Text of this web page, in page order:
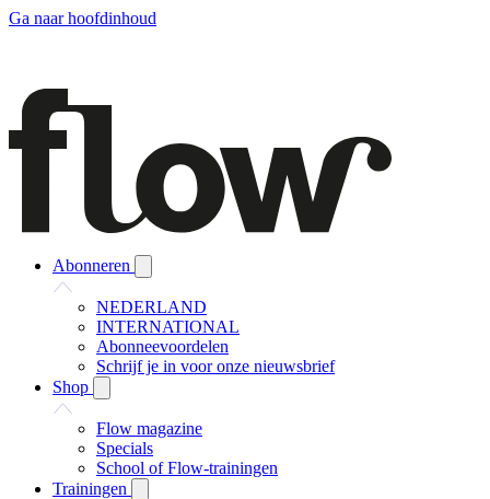
Ga naar hoofdinhoud
Abonneren
NEDERLAND
INTERNATIONAL
Abonneevoordelen
Schrijf je in voor onze nieuwsbrief
Shop
Flow magazine
Specials
School of Flow-trainingen
Trainingen